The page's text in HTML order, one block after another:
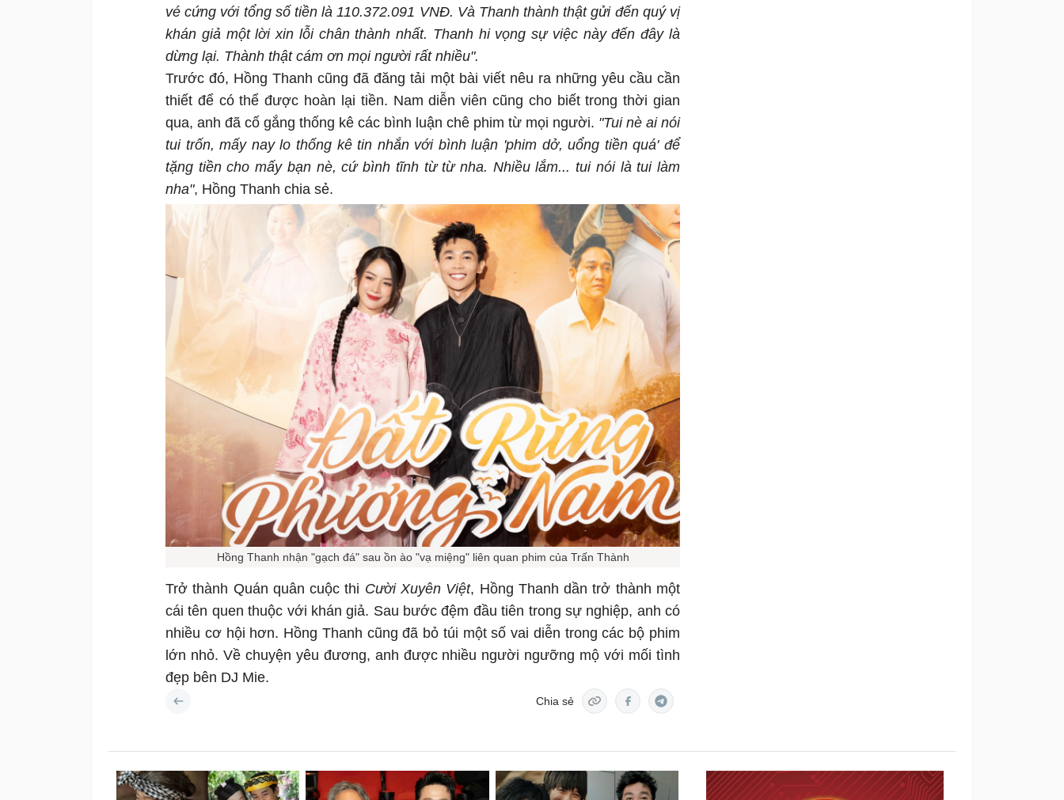
vé cứng với tổng số tiền là 110.372.091 VNĐ. Và Thanh thành thật gửi đến quý vị
khán giả một lời xin lỗi chân thành nhất. Thanh hi vọng sự việc này đến đây là
dừng lại. Thành thật cám ơn mọi người rất nhiều".
Trước đó, Hồng Thanh cũng đã đăng tải một bài viết nêu ra những yêu cầu cần
thiết để có thể được hoàn lại tiền. Nam diễn viên cũng cho biết trong thời gian
qua, anh đã cố gắng thống kê các bình luận chê phim từ mọi người. "Tui nè ai nói
tui trốn, mấy nay lo thống kê tin nhắn với bình luận 'phim dở, uổng tiền quá' để
tặng tiền cho mấy bạn nè, cứ bình tĩnh từ từ nha. Nhiều lắm... tui nói là tui làm
nha", Hồng Thanh chia sẻ.
Hồng Thanh nhận "gạch đá" sau ồn ào "vạ miệng" liên quan phim của Trấn Thành
Trở thành Quán quân cuộc thi Cười Xuyên Việt, Hồng Thanh dần trở thành một
cái tên quen thuộc với khán giả. Sau bước đệm đầu tiên trong sự nghiệp, anh có
nhiều cơ hội hơn. Hồng Thanh cũng đã bỏ túi một số vai diễn trong các bộ phim
lớn nhỏ. Về chuyện yêu đương, anh được nhiều người ngưỡng mộ với mối tình
đẹp bên DJ Mie.
Chia sẻ